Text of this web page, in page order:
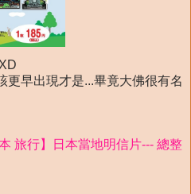
更早出現才是...畢竟大佛很有名
本 旅行】日本當地明信片--- 總整